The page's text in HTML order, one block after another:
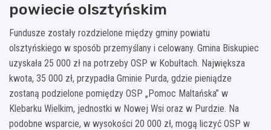
powiecie olsztyńskim
Fundusze zostały rozdzielone między gminy powiatu
olsztyńskiego w sposób przemyślany i celowany. Gmina Biskupiec
uzyskała 25 000 zł na potrzeby OSP w Kobułtach. Największa
kwota, 35 000 zł, przypadła Gminie Purda, gdzie pieniądze
zostaną podzielone pomiędzy OSP „Pomoc Maltańska” w
Klebarku Wielkim, jednostki w Nowej Wsi oraz w Purdzie. Na
podobne wsparcie, w wysokości 20 000 zł, mogą liczyć OSP w